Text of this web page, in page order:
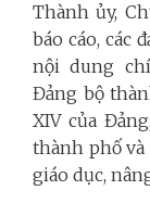
Thành ủy,
báo cáo, các
nội dung
Đảng bộ
XIV của
thành phố và
giáo dục,